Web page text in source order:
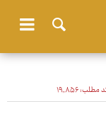
مطلب:۱۹٬۸۵۶